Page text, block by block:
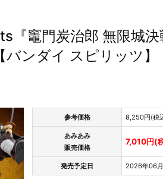
『竈門炭治郎 無限城
バンダイ スピリッツ
参考価格 8,250円(税
あみあみ
販売価格
7,010円(
発売予定日 2026年06